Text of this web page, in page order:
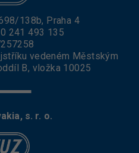
138b, Praha 4
241 493 135
vedeném Městským
B, vložka 10025
s. r. o.